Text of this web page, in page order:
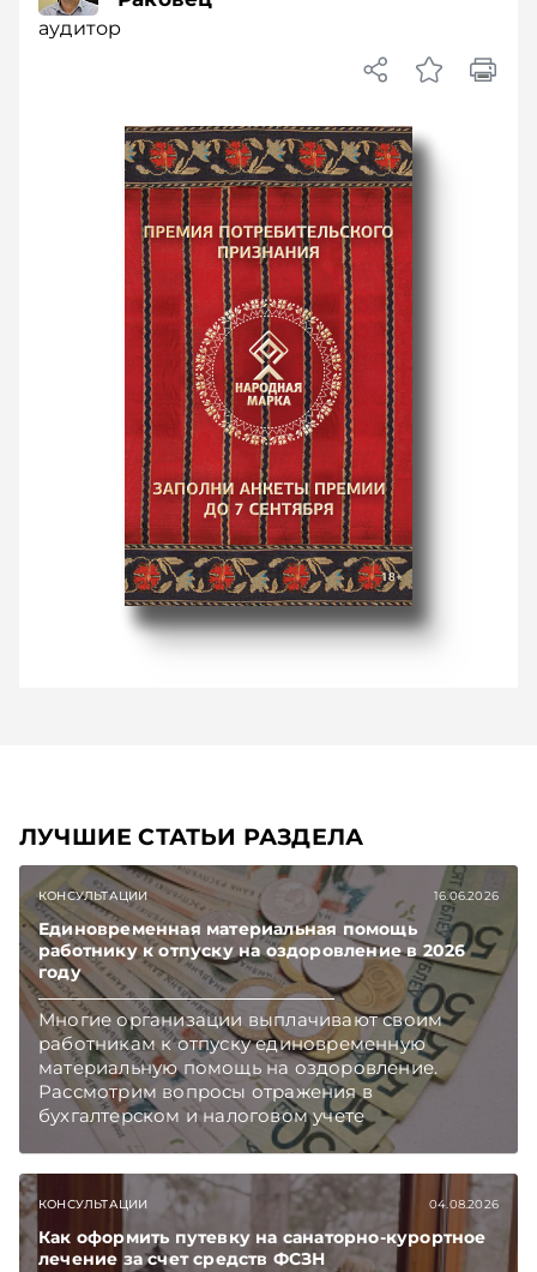
аудитор
ЛУЧШИЕ СТАТЬИ РАЗДЕЛА
КОНСУЛЬТАЦИИ 16.06.2026
Единовременная материальная помощь
работнику к отпуску на оздоровление в 2026
году
Многие организации выплачивают своим
работникам к отпуску единовременную
материальную помощь на оздоровление.
Рассмотрим вопросы отражения в
бухгалтерском и налоговом учете
хозяйственных операций по начислению и
Подписывайтесь на Telegram‑канал и Viber.
Главное об экономике Беларуси — раньше,
чем в новостях TelegramViber
КОНСУЛЬТАЦИИ 04.08.2026
Как оформить путевку на санаторно-курортное
лечение за счет средств ФСЗН